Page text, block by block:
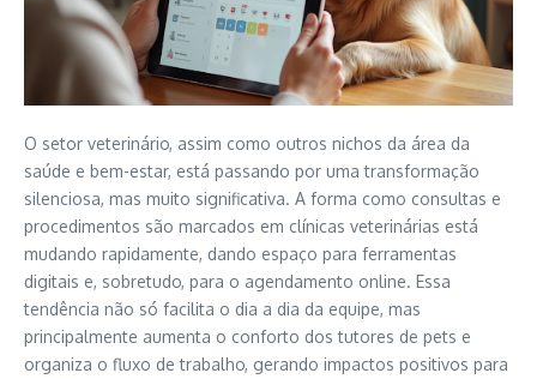
O setor veterinário, assim como outros nichos da área da
saúde e bem-estar, está passando por uma transformação
silenciosa, mas muito significativa. A forma como consultas e
procedimentos são marcados em clínicas veterinárias está
mudando rapidamente, dando espaço para ferramentas
digitais e, sobretudo, para o agendamento online. Essa
tendência não só facilita o dia a dia da equipe, mas
principalmente aumenta o conforto dos tutores de pets e
organiza o fluxo de trabalho, gerando impactos positivos para